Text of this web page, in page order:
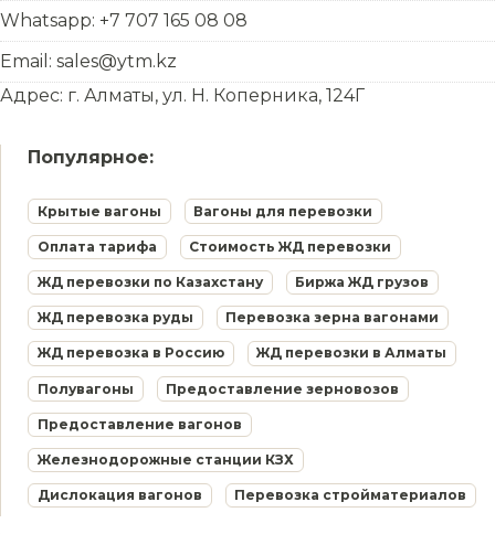
Whatsapp: +7 707 165 08 08
Email: sales@ytm.kz
Адрес: г. Алматы, ул. Н. Коперника, 124Г
Популярное:
Крытые вагоны Вагоны для перевозки
Оплата тарифа Стоимость ЖД перевозки
ЖД перевозки по Казахстану Биржа ЖД грузов
ЖД перевозка руды Перевозка зерна вагонами
ЖД перевозка в Россию ЖД перевозки в Алматы
Полувагоны Предоставление зерновозов
Предоставление вагонов
Железнодорожные станции КЗХ
Дислокация вагонов Перевозка стройматериалов